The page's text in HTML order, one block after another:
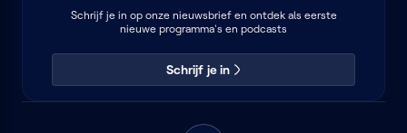
Schrijf je in op onze nieuwsbrief en ontdek als eerste
nieuwe programma's en podcasts
Schrijf je in